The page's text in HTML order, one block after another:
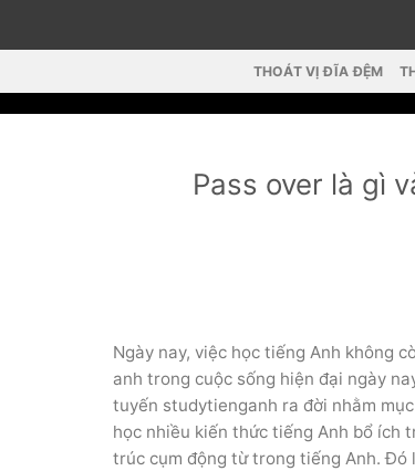
THOÁT VỊ ĐĨA ĐỆM
Pass over là gì
Ngày nay, việc học tiếng Anh không
anh trong cuộc sống hiện đại ngày
tuyến studytienganh ra đời nhằm
học nhiều kiến ​​thức tiếng Anh bổ ích
trúc cụm động từ trong tiếng Anh. Đó